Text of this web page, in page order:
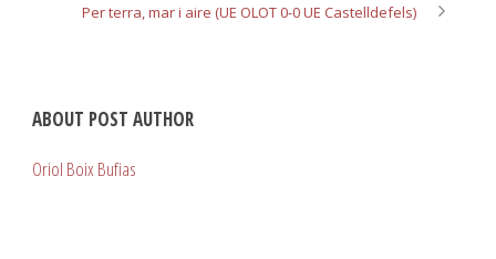
Per terra, mar i aire (UE OLOT 0-0 UE Castelldefels)
ABOUT POST AUTHOR
Oriol Boix Bufias